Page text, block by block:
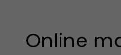
Online